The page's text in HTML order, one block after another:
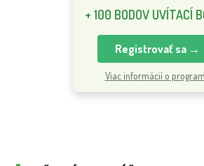
+ 100 BODOV UVÍTACÍ
Registrovať sa →
Viac informácií o